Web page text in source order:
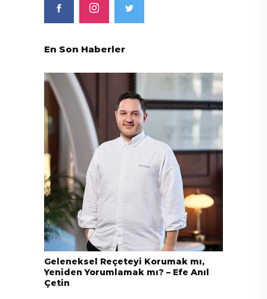
En Son Haberler
Geleneksel Reçeteyi Korumak mı,
Yeniden Yorumlamak mı? – Efe Anıl
Çetin